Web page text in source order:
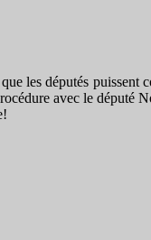
les députés puissent
avec le député